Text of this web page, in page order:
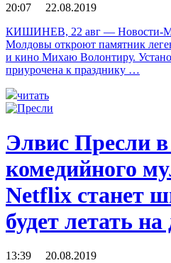
20:07 22.08.2019
КИШИНЕВ, 22 авг — Новости-
Молдовы откроют памятник
и кино Михаю Волонтиру.
приурочена к празднику …
читать
Элвис Пресли
комедийного
Netflix станет
будет летать
13:39 20.08.2019